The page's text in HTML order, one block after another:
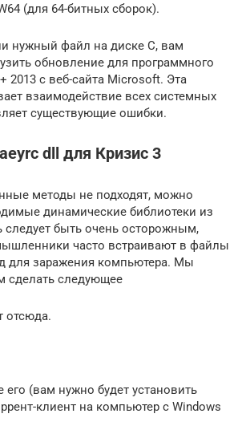
(для 64-битных сборок).
нужный файл на диске C, вам
обновление для программного
2013 с веб-сайта Microsoft. Эта
взаимодействие всех системных
существующие ошибки.
dll для Кризис 3
методы не подходят, можно
динамические библиотеки из
следует быть очень осторожным,
часто встраивают в файлы
для заражения компьютера. Мы
сделать следующее
отсюда.
его (вам нужно будет установить
клиент на компьютер с Windows